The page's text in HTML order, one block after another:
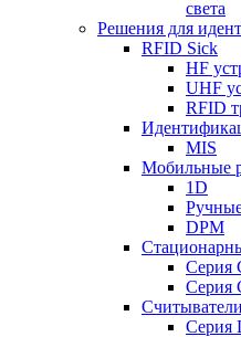
света
Решения для
RFID Sick
HF
UHF
RFID
MIS
Мобильные
1D
DPM
Серия
Серия
Серия